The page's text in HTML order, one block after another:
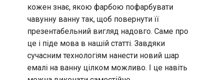
кожен знає, якою фарбою пофарбувати
чавунну ванну так, щоб повернути її
презентабельний вигляд надовго. Саме про
це і піде мова в нашій статті. Завдяки
сучасним технологіям нанести новий шар
емалі на ванну цілком можливо. І це навіть